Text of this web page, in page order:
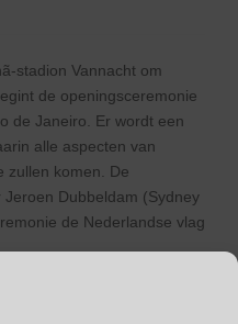
stadion Vannacht om
de openingsceremonie
de Janeiro. Er wordt een
alle aspecten van
zullen komen. De
Dubbeldam (Sydney
de Nederlandse vlag